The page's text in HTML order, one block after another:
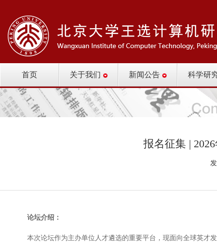
首页 关于我们 新闻公告 科学研
报名征集 |
论坛介绍：
本次论坛作为主办单位人才遴选的重要平台，现面向全球英才